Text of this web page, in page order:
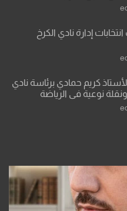
إدارة نادي الكرخ
كريم حمادي برئاسة نادي
ونقلة نوعية في الرياضة